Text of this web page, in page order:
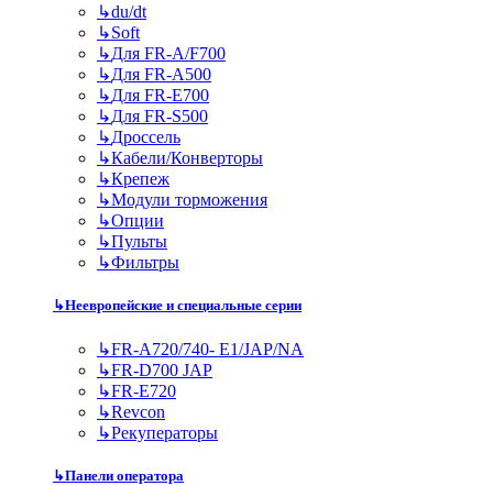
↳du/dt
↳Soft
↳Для FR-A/F700
↳Для FR-A500
↳Для FR-E700
↳Для FR-S500
↳Дроссель
↳Кабели/Конверторы
↳Крепеж
↳Модули торможения
↳Опции
↳Пульты
↳Фильтры
↳Неевропейские и специальные серии
↳FR-A720/740- E1/JAP/NA
↳FR-D700 JAP
↳FR-E720
↳Revcon
↳Рекуператоры
↳Панели оператора